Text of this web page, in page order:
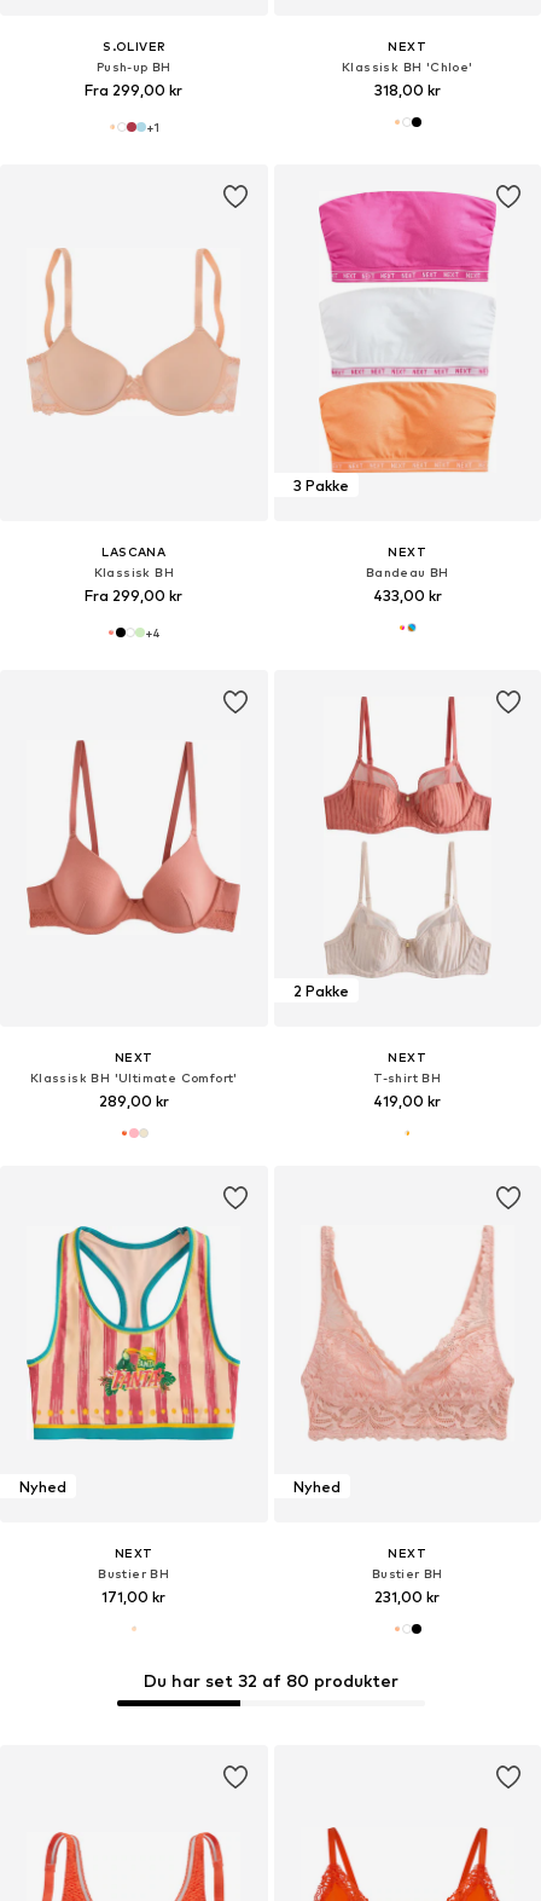
S.OLIVER
Push-up BH
Fra 299,00 kr
+1
NEXT
Klassisk BH 'Chloe'
318,00 kr
LASCANA
Klassisk BH
Fra 299,00 kr
+4
3 Pakke
NEXT
Bandeau BH
433,00 kr
NEXT
Klassisk BH 'Ultimate Comfort'
289,00 kr
2 Pakke
NEXT
T-shirt BH
419,00 kr
Nyhed
NEXT
Bustier BH
171,00 kr
Nyhed
NEXT
Bustier BH
231,00 kr
Du har set 32 af 80 produkter